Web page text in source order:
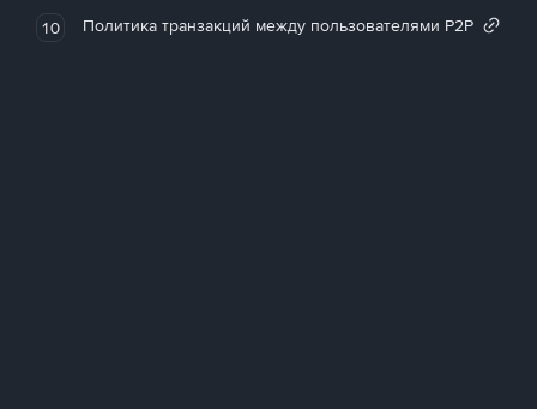
10 Политика транзакций между пользователями P2P